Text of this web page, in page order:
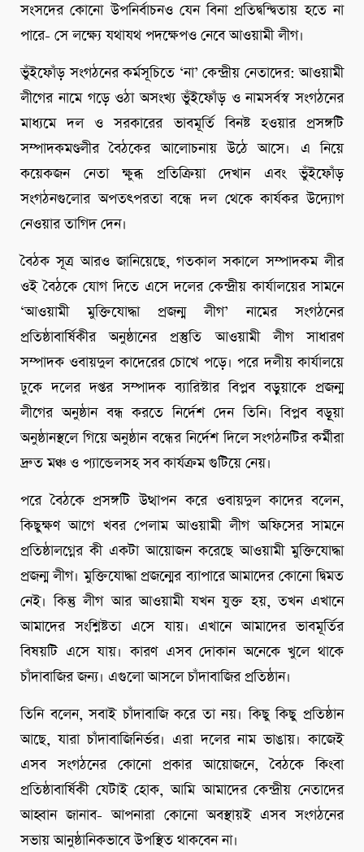
সংসদের কোনো উপনির্বাচনও যেন বিনা প্রতিদ্বন্দ্বিতায় হতে না
পারে- সে লক্ষ্যে যথাযথ পদক্ষেপও নেবে আওয়ামী লীগ।
ভুঁইফোঁড় সংগঠনের কর্মসূচিতে ‘না’ কেন্দ্রীয় নেতাদের: আওয়ামী
লীগের নামে গড়ে ওঠা অসংখ্য ভুঁইফোঁড় ও নামসর্বস্ব সংগঠনের
মাধ্যমে দল ও সরকারের ভাবমূর্তি বিনষ্ট হওয়ার প্রসঙ্গটি
সম্পাদকমণ্ডলীর বৈঠকের আলোচনায় উঠে আসে। এ নিয়ে
কয়েকজন নেতা ক্ষুব্ধ প্রতিক্রিয়া দেখান এবং ভুঁইফোঁড়
সংগঠনগুলোর অপতৎপরতা বন্ধে দল থেকে কার্যকর উদ্যোগ
নেওয়ার তাগিদ দেন।
বৈঠক সূত্র আরও জানিয়েছে, গতকাল সকালে সম্পাদকম লীর
ওই বৈঠকে যোগ দিতে এসে দলের কেন্দ্রীয় কার্যালয়ের সামনে
‘আওয়ামী মুক্তিযোদ্ধা প্রজন্ম লীগ’ নামের সংগঠনের
প্রতিষ্ঠাবার্ষিকীর অনুষ্ঠানের প্রস্তুতি আওয়ামী লীগ সাধারণ
সম্পাদক ওবায়দুল কাদেরের চোখে পড়ে। পরে দলীয় কার্যালয়ে
ঢুকে দলের দপ্তর সম্পাদক ব্যারিস্টার বিপ্লব বড়ুয়াকে প্রজন্ম
লীগের অনুষ্ঠান বন্ধ করতে নির্দেশ দেন তিনি। বিপ্লব বড়ূয়া
অনুষ্ঠানস্থলে গিয়ে অনুষ্ঠান বন্ধের নির্দেশ দিলে সংগঠনটির কর্মীরা
দ্রুত মঞ্চ ও প্যান্ডেলসহ সব কার্যক্রম গুটিয়ে নেয়।
পরে বৈঠকে প্রসঙ্গটি উত্থাপন করে ওবায়দুল কাদের বলেন,
কিছুক্ষণ আগে খবর পেলাম আওয়ামী লীগ অফিসের সামনে
প্রতিষ্ঠালগ্নের কী একটা আয়োজন করেছে আওয়ামী মুক্তিযোদ্ধা
প্রজন্ম লীগ। মুক্তিযোদ্ধা প্রজন্মের ব্যাপারে আমাদের কোনো দ্বিমত
নেই। কিন্তু লীগ আর আওয়ামী যখন যুক্ত হয়, তখন এখানে
আমাদের সংশ্নিষ্টতা এসে যায়। এখানে আমাদের ভাবমূর্তির
বিষয়টি এসে যায়। কারণ এসব দোকান অনেকে খুলে থাকে
চাঁদাবাজির জন্য। এগুলো আসলে চাঁদাবাজির প্রতিষ্ঠান।
তিনি বলেন, সবাই চাঁদাবাজি করে তা নয়। কিছু কিছু প্রতিষ্ঠান
আছে, যারা চাঁদাবাজিনির্ভর। এরা দলের নাম ভাঙায়। কাজেই
এসব সংগঠনের কোনো প্রকার আয়োজনে, বৈঠকে কিংবা
প্রতিষ্ঠাবার্ষিকী যেটাই হোক, আমি আমাদের কেন্দ্রীয় নেতাদের
আহ্বান জানাব- আপনারা কোনো অবস্থায়ই এসব সংগঠনের
সভায় আনুষ্ঠানিকভাবে উপস্থিত থাকবেন না।